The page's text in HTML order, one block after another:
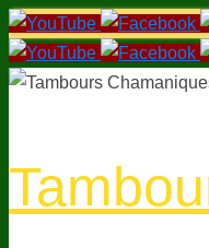
Passer
au
contenu